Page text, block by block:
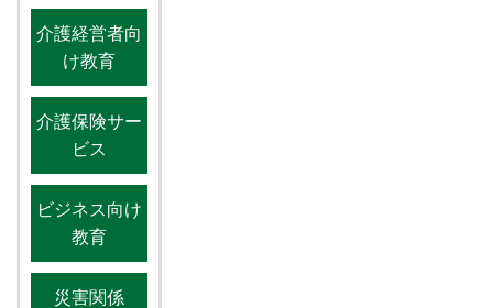
介護経営者向
け教育
介護保険サー
ビス
ビジネス向け
教育
災害関係